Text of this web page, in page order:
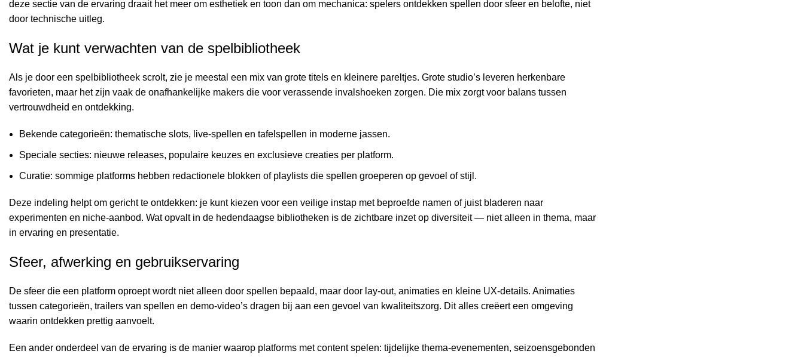
deze sectie van de ervaring draait het meer om esthetiek en toon dan om mechanica: spelers ontdekken spellen door sfeer en belofte, niet
door technische uitleg.
Wat je kunt verwachten van de spelbibliotheek
Als je door een spelbibliotheek scrolt, zie je meestal een mix van grote titels en kleinere pareltjes. Grote studio’s leveren herkenbare
favorieten, maar het zijn vaak de onafhankelijke makers die voor verassende invalshoeken zorgen. Die mix zorgt voor balans tussen
vertrouwdheid en ontdekking.
Bekende categorieën: thematische slots, live-spellen en tafelspellen in moderne jassen.
Speciale secties: nieuwe releases, populaire keuzes en exclusieve creaties per platform.
Curatie: sommige platforms hebben redactionele blokken of playlists die spellen groeperen op gevoel of stijl.
Deze indeling helpt om gericht te ontdekken: je kunt kiezen voor een veilige instap met beproefde namen of juist bladeren naar
experimenten en niche-aanbod. Wat opvalt in de hedendaagse bibliotheken is de zichtbare inzet op diversiteit — niet alleen in thema, maar
in ervaring en presentatie.
Sfeer, afwerking en gebruikservaring
De sfeer die een platform oproept wordt niet alleen door spellen bepaald, maar door lay-out, animaties en kleine UX-details. Animaties
tussen categorieën, trailers van spellen en demo-video’s dragen bij aan een gevoel van kwaliteitszorg. Dit alles creëert een omgeving
waarin ontdekken prettig aanvoelt.
Een ander onderdeel van de ervaring is de manier waarop platforms met content spelen: tijdelijke thema-evenementen, seizoensgebonden